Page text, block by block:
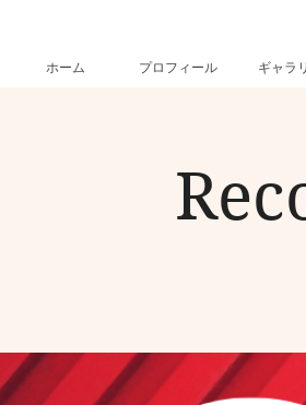
ホーム プロフィール ギャラ